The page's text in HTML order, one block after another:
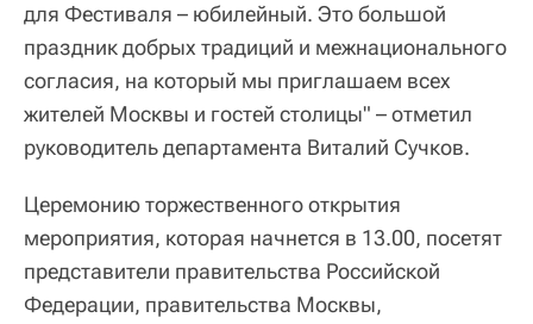
для Фестиваля – юбилейный. Это большой
праздник добрых традиций и межнационального
согласия, на который мы приглашаем всех
жителей Москвы и гостей столицы" – отметил
руководитель департамента Виталий Сучков.
Церемонию торжественного открытия
мероприятия, которая начнется в 13.00, посетят
представители правительства Российской
Федерации, правительства Москвы,